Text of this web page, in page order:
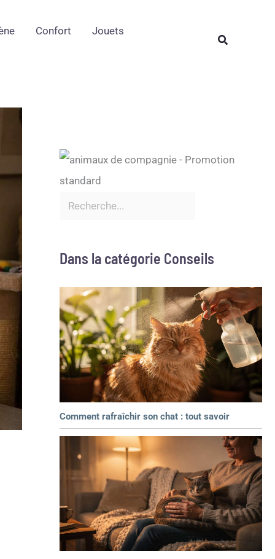
Confort
Jouets
Rechercher
Dans la catégorie Conseils
Comment rafraîchir son chat : tout savoir